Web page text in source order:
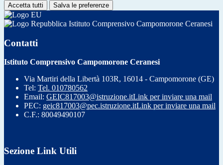
Accetta tutti Salva le preferenze
Istituto Comprensivo Campomorone Ceranesi
Contatti
Istituto Comprensivo Campomorone Ceranesi
Via Martiri della Libertà 103R, 16014 - Campomorone (GE)
Tel: Tel. 010780562
Email: GEIC817003@istruzione.itLink per inviare una mail
PEC: geic817003@pec.istruzione.itLink per inviare una mail
C.F.: 80049490107
Sezione Link Utili